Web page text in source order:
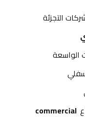
التجزئة
الواسعة
commercial